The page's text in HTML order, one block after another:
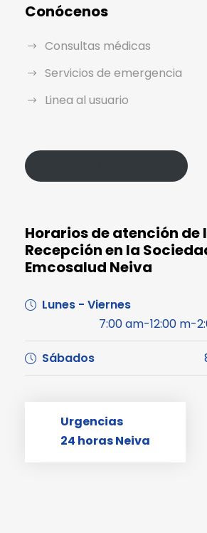
Conócenos
Consultas médicas
Servicios de emergencia
Linea al usuario
Horarios de atención de
Recepción en la
Emcosalud Neiva
Lunes - Viernes
7:00 am-12:00 m-
Sábados
Urgencias
24 horas Neiva